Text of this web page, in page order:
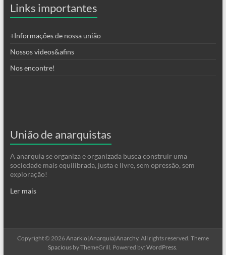
Links importantes
+Informações de nossa união
Nossos videos&afins
Nos encontre!
União de anarquistas
A anarquia se organiza e organizada busca construir uma
sociedade mais equilibrada, justa e livre, sem opressão, sem
exploração!
Ler mais
Copyright © 2026Anarkio|Anarquia|Anarchy. All rights reserved. Theme
Spacious by ThemeGrill. Powered by:WordPress